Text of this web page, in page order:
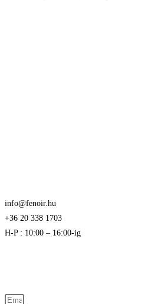
info@fenoir.hu
+36 20 338 1703
H-P : 10:00 – 16:00-ig